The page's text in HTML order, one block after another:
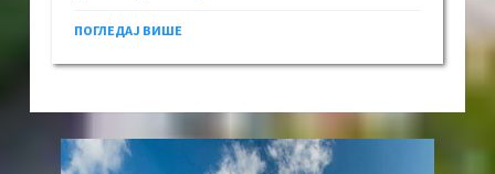
ПОГЛЕДАЈ ВИШЕ